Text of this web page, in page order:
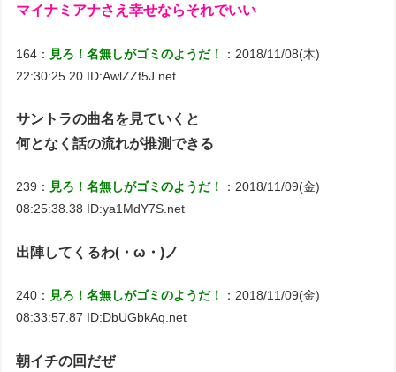
マイナミアナさえ幸せならそれでいい
164： 見ろ！名無しがゴミのようだ！
：2018/11/08(木)
22:30:25.20 ID:AwlZZf5J.net
サントラの曲名を見ていくと
何となく話の流れが推測できる
239： 見ろ！名無しがゴミのようだ！
：2018/11/09(金)
08:25:38.38 ID:ya1MdY7S.net
出陣してくるわ(・ω・)ノ
240： 見ろ！名無しがゴミのようだ！
：2018/11/09(金)
08:33:57.87 ID:DbUGbkAq.net
朝イチの回だぜ